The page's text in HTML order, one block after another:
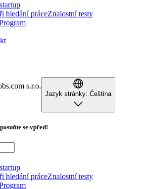
hledání práceZnalostní testy
s.r.o.
Jazyk stránky: Čeština
se vpřed!
hledání práceZnalostní testy